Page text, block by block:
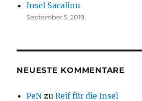
Insel Sacalinu
September 5, 2019
NEUESTE KOMMENTARE
PeN zuReif für die Insel